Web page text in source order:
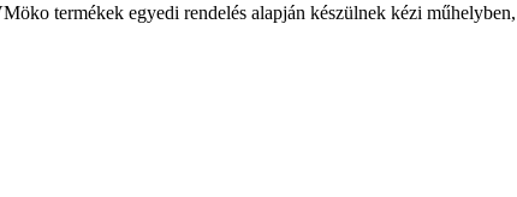
termékek egyedi rendelés alapján készülnek kézi